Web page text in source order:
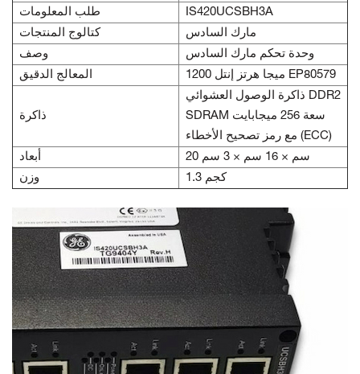
طلب المعلومات
IS420UCSBH3A
كتالوج المنتجات
مارك السادس
وصف
وحدة تحكم مارك السادس
المعالج الدقيق
1200 ميجا هرتز إنتل EP80579
ذاكرة
ذاكرة الوصول العشوائي DDR2
SDRAM سعة 256 ميجابايت
مع رمز تصحيح الأخطاء (ECC)
أبعاد
20 سم × 16 سم × 3 سم
وزن
1.3 كجم